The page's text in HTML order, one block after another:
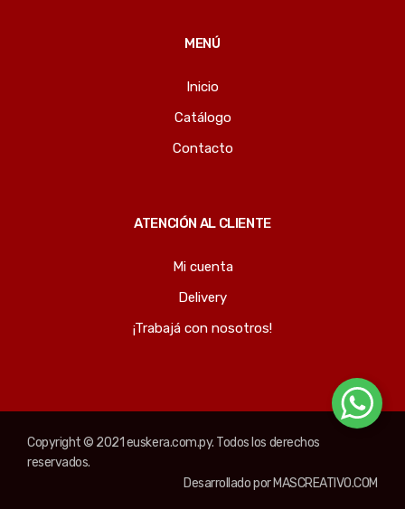
MENÚ
Inicio
Catálogo
Contacto
ATENCIÓN AL CLIENTE
Mi cuenta
Delivery
¡Trabajá con nosotros!
Copyright © 2021 euskera.com.py. Todos los derechos
reservados.
Desarrollado por MASCREATIVO.COM